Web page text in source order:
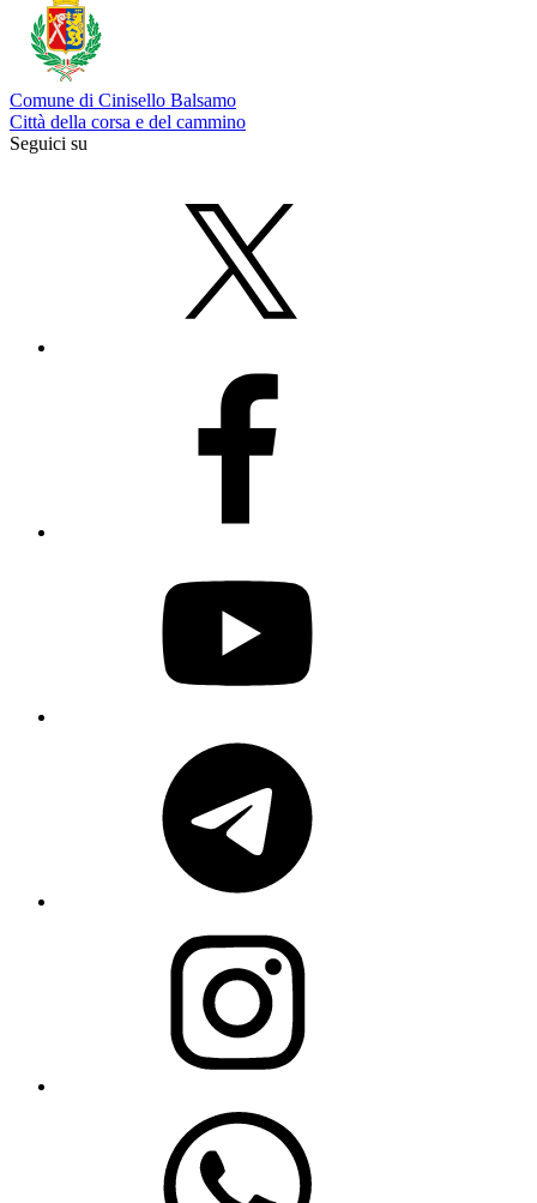
Comune di Cinisello Balsamo
Città della corsa e del cammino
Seguici su